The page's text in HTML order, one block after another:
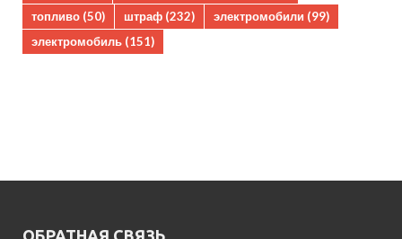
топливо (50) штраф (232) электромобили (99)
электромобиль (151)